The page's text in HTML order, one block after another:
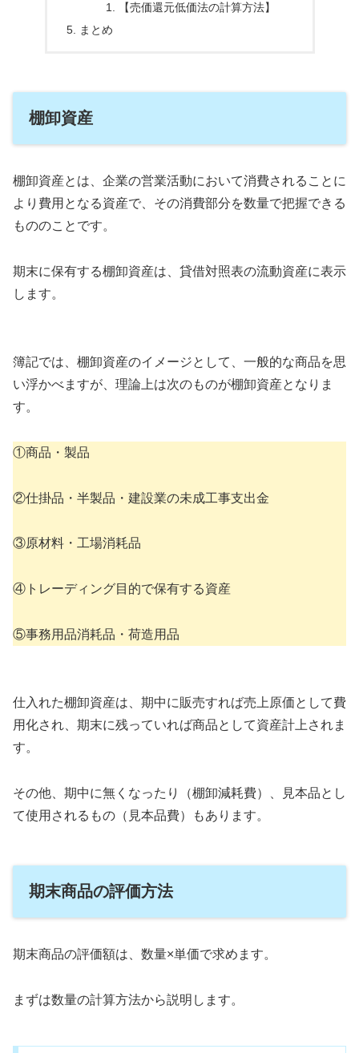
【売価還元低価法の計算方法】
まとめ
棚卸資産
棚卸資産とは、企業の営業活動において消費されることに
より費用となる資産で、その消費部分を数量で把握できる
もののことです。
期末に保有する棚卸資産は、貸借対照表の流動資産に表示
します。
簿記では、棚卸資産のイメージとして、一般的な商品を思
い浮かべますが、理論上は次のものが棚卸資産となりま
す。
①商品・製品
②仕掛品・半製品・建設業の未成工事支出金
③原材料・工場消耗品
④トレーディング目的で保有する資産
⑤事務用品消耗品・荷造用品
仕入れた棚卸資産は、期中に販売すれば売上原価として費
用化され、期末に残っていれば商品として資産計上されま
す。
その他、期中に無くなったり（棚卸減耗費）、見本品とし
て使用されるもの（見本品費）もあります。
期末商品の評価方法
期末商品の評価額は、数量×単価で求めます。
まずは数量の計算方法から説明します。